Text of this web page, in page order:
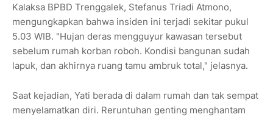
Kalaksa BPBD Trenggalek, Stefanus Triadi Atmono,
mengungkapkan bahwa insiden ini terjadi sekitar pukul
5.03 WIB. "Hujan deras mengguyur kawasan tersebut
sebelum rumah korban roboh. Kondisi bangunan sudah
lapuk, dan akhirnya ruang tamu ambruk total," jelasnya.
Saat kejadian, Yati berada di dalam rumah dan tak sempat
menyelamatkan diri. Reruntuhan genting menghantam